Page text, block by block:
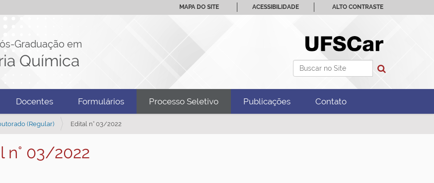
Graduação em
Química Busca
MAPA DO SITE ACESSIBILIDADE ALTO CONTRASTE
Docentes Formulários Processo Seletivo Publicações Contato
(Regular) Edital n° 03/2022
n° 03/2022